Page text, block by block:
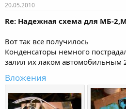
20.05.2010
Re: Надежная схема для МБ-
Вот так все получилось
Конденсаторы немного
залил их лаком автомобильным
Вложения